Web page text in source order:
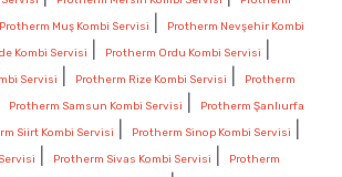
Protherm Muş Kombi Servisi
Protherm Nevşehir Kombi
Kombi Servisi Protherm Ordu Kombi Servisi
Servisi Protherm Rize Kombi Servisi
Protherm
Protherm Samsun Kombi Servisi
Protherm Şanlıurfa
Siirt Kombi Servisi Protherm Sinop Kombi Servisi
Protherm Sivas Kombi Servisi
Protherm